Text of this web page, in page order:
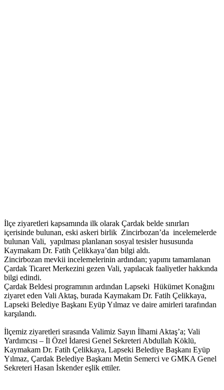
İlçe ziyaretleri kapsamında ilk olarak Çardak belde sınırları
içerisinde bulunan, eski askeri birlik Zincirbozan’da incelemelerde
bulunan Vali, yapılması planlanan sosyal tesisler hususunda
Kaymakam Dr. Fatih Çelikkaya’dan bilgi aldı.
Zincirbozan mevkii incelemelerinin ardından; yapımı tamamlanan
Çardak Ticaret Merkezini gezen Vali, yapılacak faaliyetler hakkında
bilgi edindi.
Çardak Beldesi programının ardından Lapseki Hükümet Konağını
ziyaret eden Vali Aktaş, burada Kaymakam Dr. Fatih Çelikkaya,
Lapseki Belediye Başkanı Eyüp Yılmaz ve daire amirleri tarafından
karşılandı.
İlçemiz ziyaretleri sırasında Valimiz Sayın İlhami Aktaş’a; Vali
Yardımcısı – İl Özel İdaresi Genel Sekreteri Abdullah Köklü,
Kaymakam Dr. Fatih Çelikkaya, Lapseki Belediye Başkanı Eyüp
Yılmaz, Çardak Belediye Başkanı Metin Semerci ve GMKA Genel
Sekreteri Hasan İskender eşlik ettiler.